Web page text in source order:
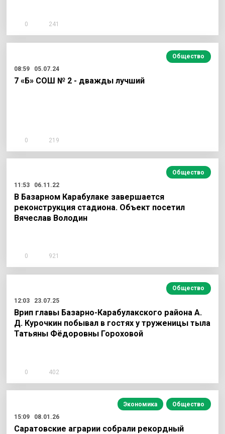
0 241
Общество
08:59
05.07.24
7 «Б» СОШ № 2 - дважды лучший
0 219
Общество
11:53
06.11.22
В Базарном Карабулаке завершается
реконструкция стадиона. Объект посетил
Вячеслав Володин
0 921
Общество
12:03
23.07.25
Врип главы Базарно-Карабулакского района А.
Д. Курочкин побывал в гостях у труженицы тыла
Татьяны Фёдоровны Гороховой
0 402
Экономика
Общество
15:09
08.01.26
Саратовские аграрии собрали рекордный